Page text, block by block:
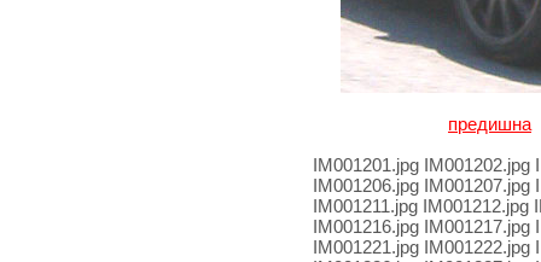
предишна
IM001201.jpg IM001202.jpg
IM001206.jpg IM001207.jpg
IM001211.jpg IM001212.jpg
IM001216.jpg IM001217.jpg
IM001221.jpg IM001222.jpg